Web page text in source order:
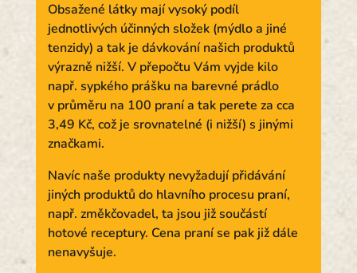
Obsažené látky mají vysoký podíl
jednotlivých účinných složek (mýdlo a jiné
tenzidy) a tak je dávkování našich produktů
výrazně nižší. V přepočtu Vám vyjde kilo
např. sypkého prášku na barevné prádlo
v průměru na 100 praní a tak perete za cca
3,49 Kč, což je srovnatelné (i nižší) s jinými
značkami.
Navíc naše produkty nevyžadují přidávání
jiných produktů do hlavního procesu praní,
např. změkčovadel, ta jsou již součástí
hotové receptury. Cena praní se pak již dále
nenavyšuje.